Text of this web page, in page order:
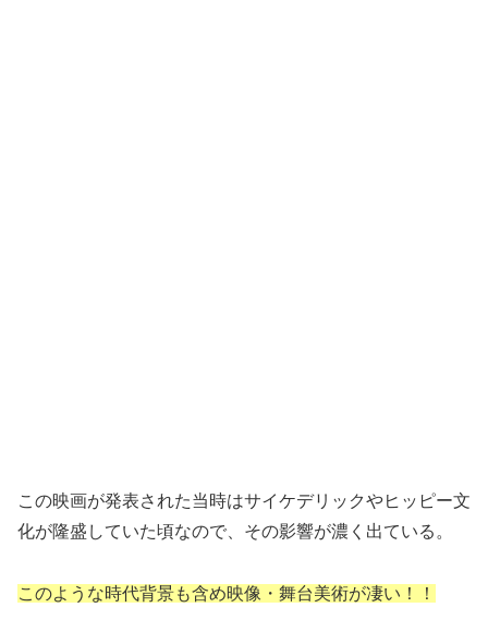
この映画が発表された当時はサイケデリックやヒッピー文
化が隆盛していた頃なので、その影響が濃く出ている。
このような時代背景も含め映像・舞台美術が凄い！！